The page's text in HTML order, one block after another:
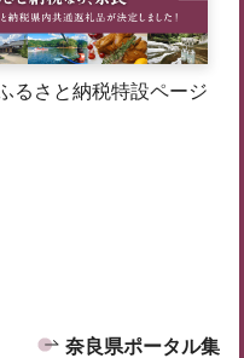
るさと納税特設ページ
奈良県ポータル集